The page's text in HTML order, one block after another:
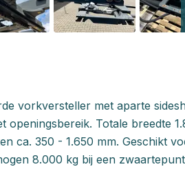
vorkversteller met aparte
openingsbereik. Totale breedte
ca. 350 - 1.650 mm. Geschikt
8.000 kg bij een